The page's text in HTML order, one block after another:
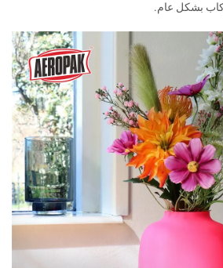
بشكل عام.